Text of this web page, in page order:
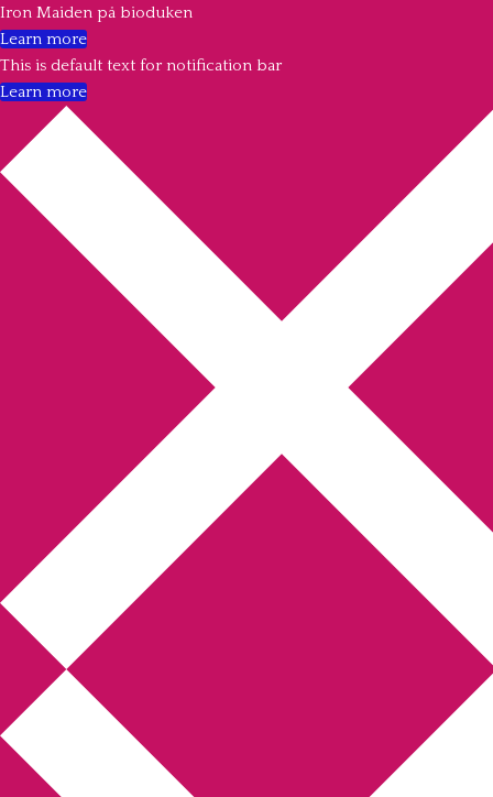
Annikas litteratur- och
kulturblogg
Iron Maiden på bioduken
Learn more
This is default text for notification bar
Learn more